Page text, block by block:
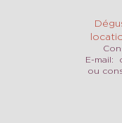
E-mail:
ou